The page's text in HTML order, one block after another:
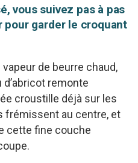
vous suivez pas à pas
pour garder le croquant
vapeur de beurre chaud,
remonte
croustille déjà sur les
frémissent au centre, et
cette fine couche